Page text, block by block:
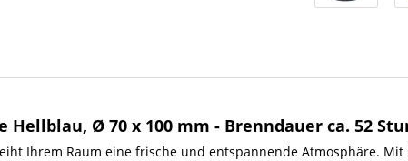
Ø 70 x 100 mm - Brenndauer ca. 52
Ihrem Raum eine frische und entspannende Atmosphäre.